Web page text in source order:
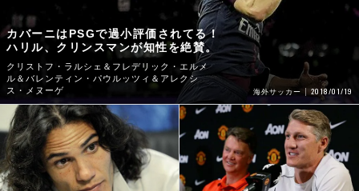
カバーニはPSGで過小評価されてる！
ハリル、クリンスマンが知性を絶賛。
クリストフ・ラルシェ＆フレデリック・エルメ
ル＆バレンティン・パウルッツィ＆アレクシ
ス・メヌーゲ
海外サッカー 2018/01/19